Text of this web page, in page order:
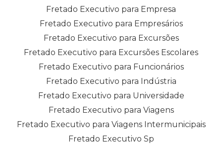
Fretado Executivo para Empresa
Fretado Executivo para Empresários
Fretado Executivo para Excursões
Fretado Executivo para Excursões Escolares
Fretado Executivo para Funcionários
Fretado Executivo para Indústria
Fretado Executivo para Universidade
Fretado Executivo para Viagens
Fretado Executivo para Viagens Intermunicipais
Fretado Executivo Sp